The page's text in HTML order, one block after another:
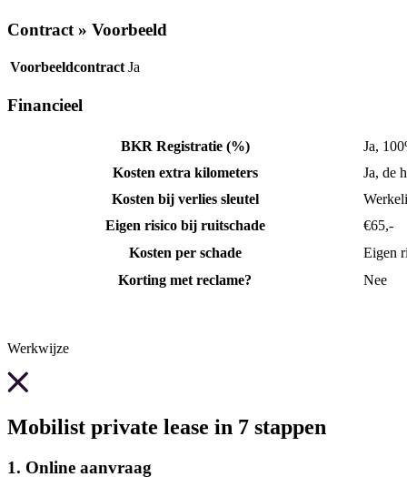
Contract » Voorbeeld
Voorbeeldcontract Ja
Financieel
BKR Registratie (%)
Ja,
Kosten extra kilometers
Ja, de
Kosten bij verlies sleutel
Eigen risico bij ruitschade
€65,-
Kosten per schade
Eigen
Korting met reclame?
Nee
Werkwijze
Mobilist private lease in 7 stappen
1. Online aanvraag